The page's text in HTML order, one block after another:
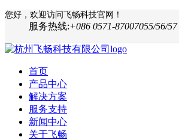
您好，欢迎访问飞畅科技官网！
服务热线:+086 0571-87007055/56/57
首页
产品中心
解决方案
服务支持
新闻中心
关于飞畅